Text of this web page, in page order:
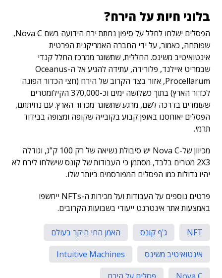
בלוני חיות על הירח?
הפסלים ישלחו לחלל על סיפון נחתת ירח הידועה בשם Nova C,
שפותחה, כאמור, על ידי החברה האמריקנית הפרטית
אינטואיטיב משינס. החללית, שתשוגר ממרכז החלל קנדי ​​
שבמריט איילנד, פלורידה, עתידה להגיע אל ה-Oceanus
Procellarum, אזור בצד הקרוב של הירח (חצי הכדור הפונה
לכדור הארץ) בתוך כשלושה ימים וכ-370,000 הקילומטרים
שעומדים בדרכה לשם, מרגע שתשוגר מכדור הארץ.עם נחיתתם,
הפסלים יאוחסנו באופן קבוע בקובייה שקופה ומצופה בבידוד
תרמי.
מכיוון של-Nova C יש סיבולת נשיאה של רק 100 ק"ג, וגודלה
2X3 מטרים בלבד, מסתמן כי העבודות של קונס שישלחו לירח לא
יהיו גדולות כמו הפסלים המפורסמים ביותר שלו.
פרטים נוספים על העבודות ועל מכירות ה-NFTs ייחשפו
באמצעות אתר אינטרנט ייעודי בשבועות הקרובים.
NFT ג'ף קונס
האמן החי היקר בעולם
אינטואיטיב משינס
Intuitive Machines